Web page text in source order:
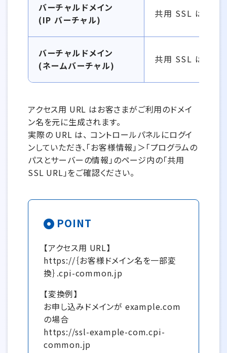
バーチャルドメイン
(IP バーチャル)
共用 SSL はネー
バーチャルドメイン
(ネームバーチャル)
共用 SSL はネー
アクセス用 URL はお客さまがご利用のドメイ
ン名を元に生成されます。
実際の URL は、 コントロールパネルにログイ
ンしていただき、「お客様情報」＞「プログラムの
パスとサーバーの情報」のページ内の「共用
SSL URL」をご確認ください。
POINT
【アクセス用 URL】
https://｛お客様ドメイン名を一部変
換｝.cpi-common.jp
【変換例】
お申し込みドメインが example.com
の場合
https://ssl-example-com.cpi-
common.jp